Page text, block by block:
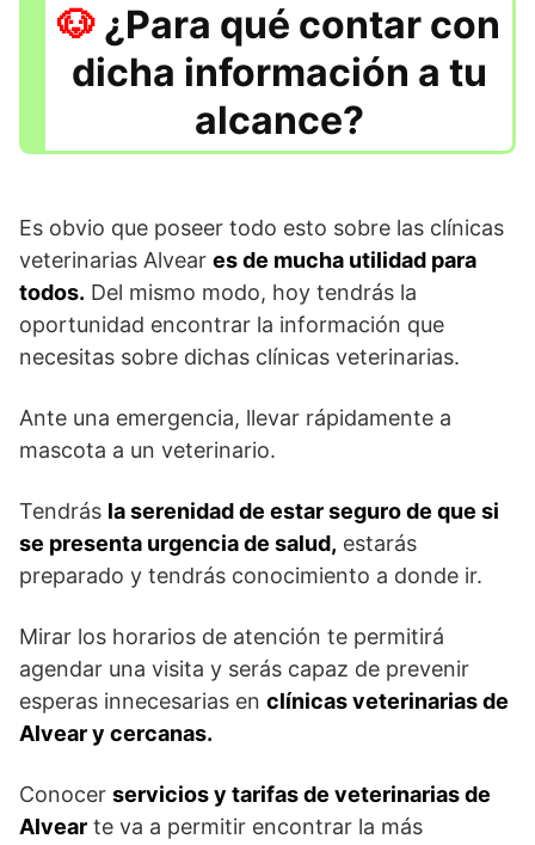
¿Para qué contar con
dicha información a tu
alcance?
Es obvio que poseer todo esto sobre las clínicas
veterinarias Alvear es de mucha utilidad para
todos. Del mismo modo, hoy tendrás la
oportunidad encontrar la información que
necesitas sobre dichas clínicas veterinarias.
Ante una emergencia, llevar rápidamente a
mascota a un veterinario.
Tendrás la serenidad de estar seguro de que si
se presenta urgencia de salud, estarás
preparado y tendrás conocimiento a donde ir.
Mirar los horarios de atención te permitirá
agendar una visita y serás capaz de prevenir
esperas innecesarias en clínicas veterinarias de
Alvear y cercanas.
Conocer servicios y tarifas de veterinarias de
Alvear te va a permitir encontrar la más